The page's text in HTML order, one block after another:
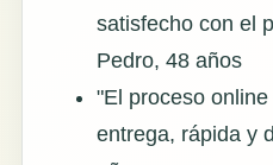
satisfecho con el
Pedro, 48 años
"El proceso
entrega, rápida y